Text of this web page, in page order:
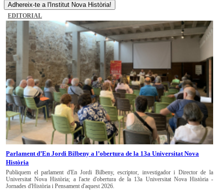
Adhereix-te a l'Institut Nova Història!
EDITORIAL
Parlament d’En Jordi Bilbeny a l’obertura de la 13a Universitat Nova
Història
Publiquem el parlament d'En Jordi Bilbeny, escriptor, investigador i Director de la
Universitat Nova Història; a l'acte d'obertura de la 13a Universitat Nova Història -
Jornades d'Història i Pensament d'aquest 2026.